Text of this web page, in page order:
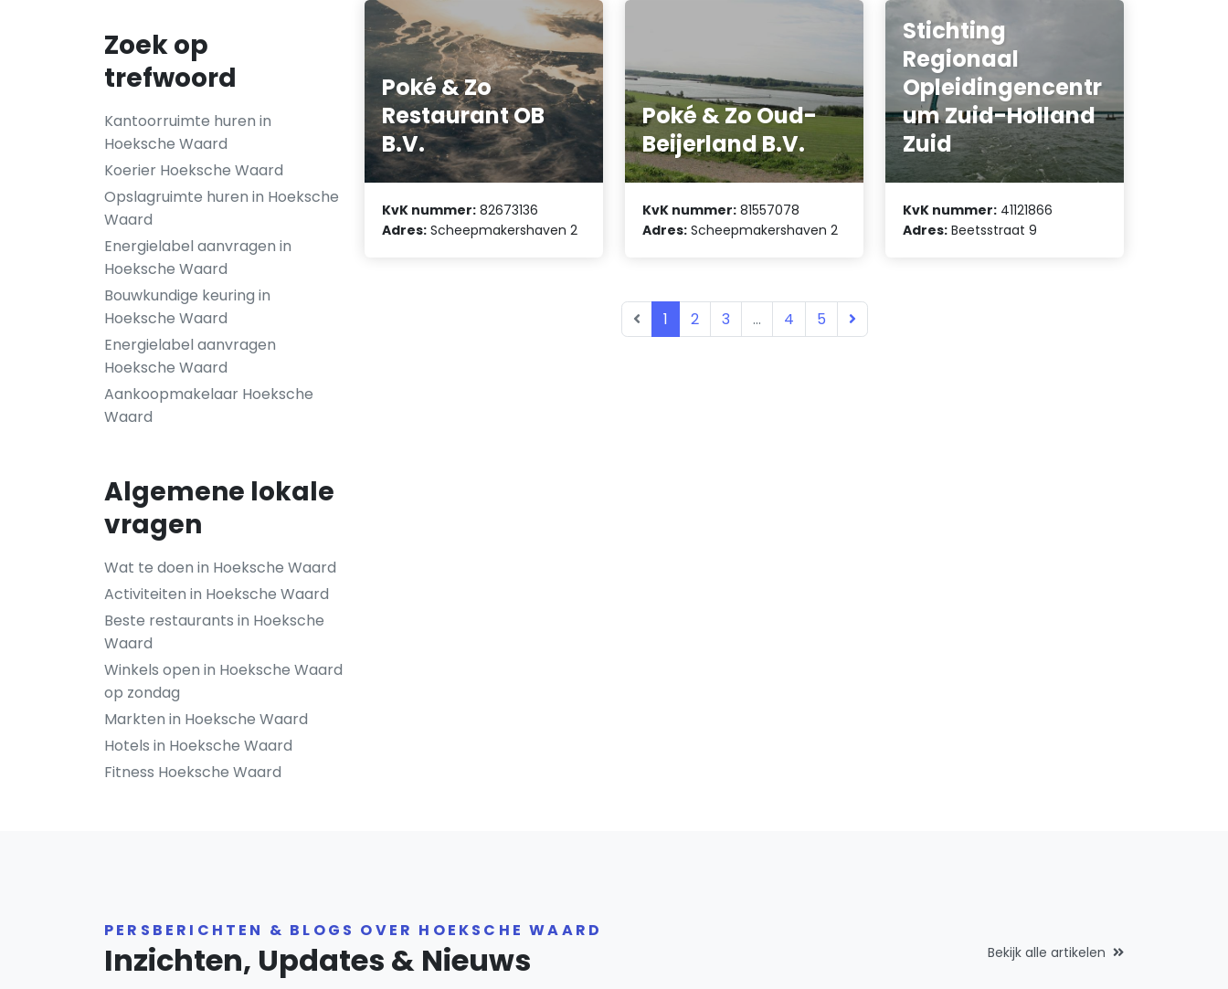
Zoek op
trefwoord
Kantoorruimte huren in
Hoeksche Waard
Koerier Hoeksche Waard
Opslagruimte huren in Hoeksche
Waard
Energielabel aanvragen in
Hoeksche Waard
Bouwkundige keuring in
Hoeksche Waard
Energielabel aanvragen
Hoeksche Waard
Aankoopmakelaar Hoeksche
Waard
Algemene lokale
vragen
Wat te doen in Hoeksche Waard
Activiteiten in Hoeksche Waard
Beste restaurants in Hoeksche
Waard
Winkels open in Hoeksche Waard
op zondag
Markten in Hoeksche Waard
Hotels in Hoeksche Waard
Fitness Hoeksche Waard
Poké & Zo
Restaurant OB
B.V.
KvK nummer: 82673136
Adres: Scheepmakershaven 2
Poké & Zo Oud-
Beijerland B.V.
KvK nummer: 81557078
Adres: Scheepmakershaven 2
Stichting
Regionaal
Opleidingencentr
um Zuid-Holland
Zuid
KvK nummer: 41121866
Adres: Beetsstraat 9
1 2 3 ... 4 5
PERSBERICHTEN & BLOGS OVER HOEKSCHE WAARD
Inzichten, Updates & Nieuws Bekijk alle artikelen